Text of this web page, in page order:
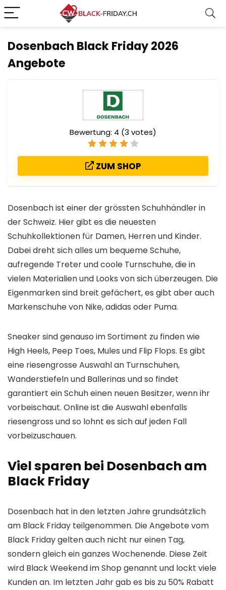
Dosenbach Black Friday 2026
Angebote
Bewertung: 4 (3 votes)
ZUM SHOP
Dosenbach ist einer der grössten Schuhhändler in
der Schweiz. Hier gibt es die neuesten
Schuhkollektionen für Damen, Herren und Kinder.
Dabei dreht sich alles um bequeme Schuhe,
aufregende Treter und coole Turnschuhe, die in
vielen Materialien und Looks von sich überzeugen. Die
Eigenmarken sind breit gefächert, es gibt aber auch
Markenschuhe von Nike, adidas oder Puma.
Sneaker sind genauso im Sortiment zu finden wie
High Heels, Peep Toes, Mules und Flip Flops. Es gibt
eine riesengrosse Auswahl an Turnschuhen,
Wanderstiefeln und Ballerinas und so findet
garantiert ein Schuh einen neuen Besitzer, wenn ihr
vorbeischaut. Online ist die Auswahl ebenfalls
riesengross und so lohnt es sich auf jeden Fall
vorbeizuschauen.
Viel sparen bei Dosenbach am
Black Friday
Dosenbach hat in den letzten Jahre grundsätzlich
am Black Friday teilgenommen. Die Angebote vom
Black Friday gelten auch nicht nur einen Tag,
sondern gleich ein ganzes Wochenende. Diese Zeit
wird Black Weekend im Shop genannt und lockt viele
Kunden an. Im letzten Jahr gab es bis zu 50% Rabatt